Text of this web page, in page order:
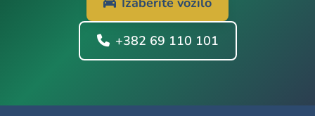
+382 69 110 101